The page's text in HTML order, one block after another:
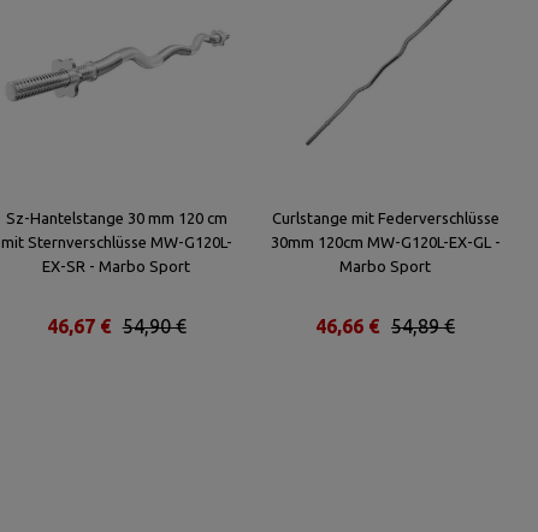
Sz-Hantelstange 30 mm 120 cm
mit Sternverschlüsse MW-G120L-
EX-SR - Marbo Sport
54,90 €
46,67 €
Curlstange mit Federverschlüsse
30mm 120cm MW-G120L-EX-GL -
Marbo Sport
54,89 €
46,66 €